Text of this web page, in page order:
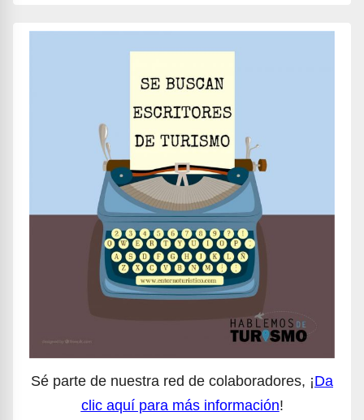
Sé parte de nuestra red de colaboradores, ¡Da
clic aquí para más información!